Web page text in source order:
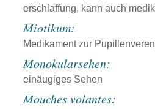
erschlaffung, kann auch
Miotikum:
Medikament zur
Monokularsehen:
einäugiges Sehen
Mouches volantes: